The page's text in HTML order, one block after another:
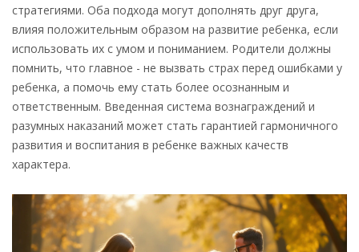
стратегиями. Оба подхода могут дополнять друг друга,
влияя положительным образом на развитие ребенка, если
использовать их с умом и пониманием. Родители должны
помнить, что главное - не вызвать страх перед ошибками у
ребенка, а помочь ему стать более осознанным и
ответственным. Введенная система вознаграждений и
разумных наказаний может стать гарантией гармоничного
развития и воспитания в ребенке важных качеств
характера.